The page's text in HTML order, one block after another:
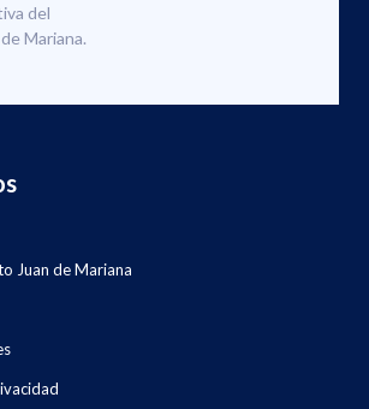
del
Mariana.
Juan de Mariana